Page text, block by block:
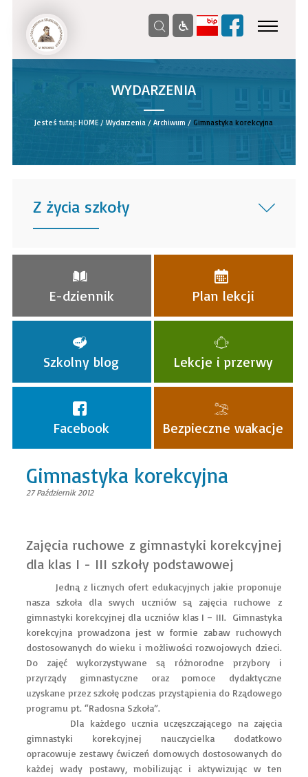
WYDARZENIA
__
Jesteś tutaj:HOME /Wydarzenia /Archiwum / Gimnastyka korekcyjna
Z życia szkoły
______
E-dziennik Plan lekcji
Szkolny blog Lekcje i przerwy
Facebook Bezpieczne wakacje
Gimnastyka korekcyjna
27 Październik 2012
Zajęcia ruchowe z gimnastyki korekcyjnej
dla klas I - III szkoły podstawowej
Jedną z licznych ofert edukacyjnych jakie proponuje
nasza szkoła dla swych uczniów są zajęcia ruchowe z
gimnastyki korekcyjnej dla uczniów klas I – III. Gimnastyka
korekcyjna prowadzona jest w formie zabaw ruchowych
dostosowanych do wieku i możliwości rozwojowych dzieci.
Do zajęć wykorzystywane są różnorodne przybory i
przyrządy gimnastyczne oraz pomoce dydaktyczne
uzyskane przez szkołę podczas przystąpienia do Rządowego
programu pt. “Radosna Szkoła”.
Dla każdego ucznia uczęszczającego na zajęcia
gimnastyki korekcyjnej nauczycielka dodatkowo
opracowuje zestawy ćwiczeń domowych dostosowanych do
każdej wady postawy, mobilizując i aktywizując w ten